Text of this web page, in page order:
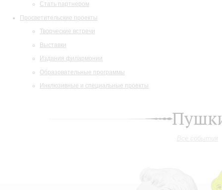
Стать партнером
Просветительские проекты
Творческие встречи
Выставки
Издания филармонии
Образовательные программы
Инклюзивные и специальные проекты
Все события